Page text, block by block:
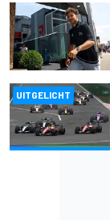
UITGELICHT